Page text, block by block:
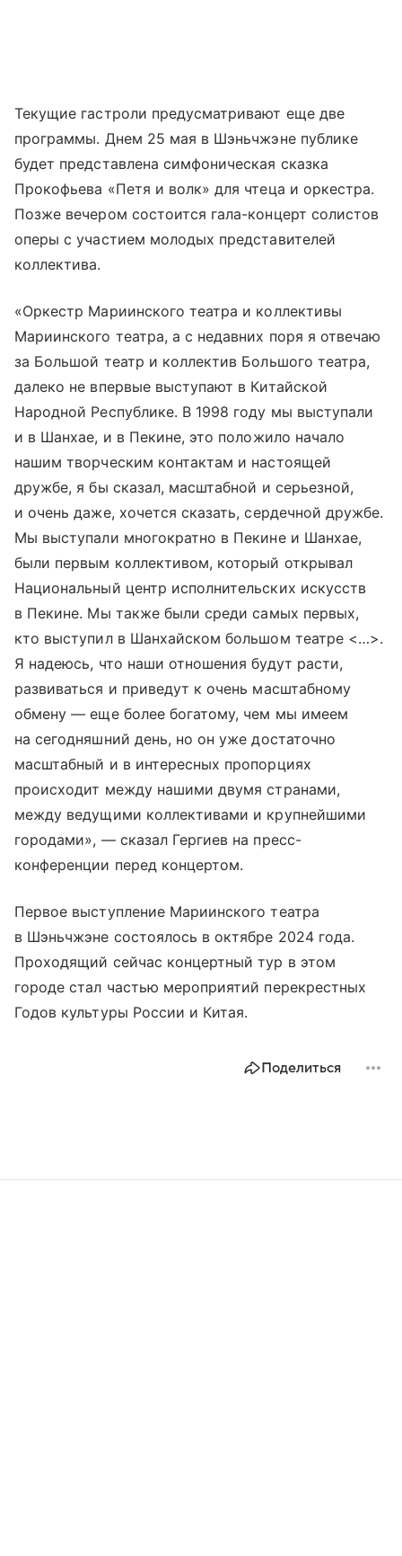
Текущие гастроли предусматривают еще две
программы. Днем 25 мая в Шэньчжэне публике
будет представлена симфоническая сказка
Прокофьева «Петя и волк» для чтеца и оркестра.
Позже вечером состоится гала-концерт солистов
оперы с участием молодых представителей
коллектива.
«Оркестр Мариинского театра и коллективы
Мариинского театра, а с недавних поря я отвечаю
за Большой театр и коллектив Большого театра,
далеко не впервые выступают в Китайской
Народной Республике. В 1998 году мы выступали
и в Шанхае, и в Пекине, это положило начало
нашим творческим контактам и настоящей
дружбе, я бы сказал, масштабной и серьезной,
и очень даже, хочется сказать, сердечной дружбе.
Мы выступали многократно в Пекине и Шанхае,
были первым коллективом, который открывал
Национальный центр исполнительских искусств
в Пекине. Мы также были среди самых первых,
кто выступил в Шанхайском большом театре <…>.
Я надеюсь, что наши отношения будут расти,
развиваться и приведут к очень масштабному
обмену — еще более богатому, чем мы имеем
на сегодняшний день, но он уже достаточно
масштабный и в интересных пропорциях
происходит между нашими двумя странами,
между ведущими коллективами и крупнейшими
городами», — сказал Гергиев на пресс-
конференции перед концертом.
Первое выступление Мариинского театра
в Шэньчжэне состоялось в октябре 2024 года.
Проходящий сейчас концертный тур в этом
городе стал частью мероприятий перекрестных
Годов культуры России и Китая.
Поделиться